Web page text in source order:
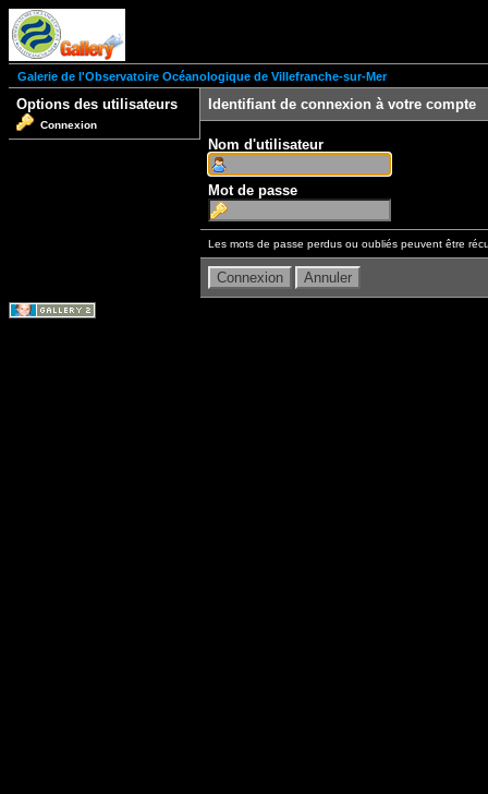
Galerie de l'Observatoire Océanologique de Villefranche-sur-Mer
Options des utilisateurs
Connexion
Identifiant de connexion à votre compte
Nom d'utilisateur
Mot de passe
Les mots de passe perdus ou oubliés peuvent être